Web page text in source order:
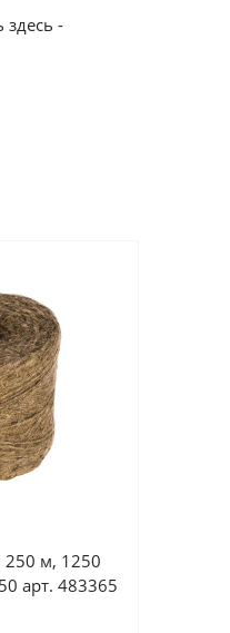
-
КПП)или по
онлайн
м, 1250
арт. 483365